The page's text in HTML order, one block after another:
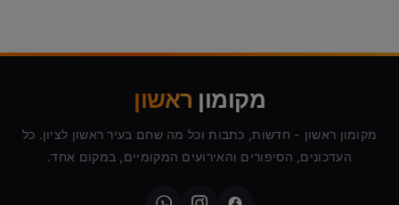
מקומון ראשון
מקומון ראשון - חדשות, כתבות וכל מה שחם בעיר ראשון לציון. כל
העדכונים, הסיפורים והאירועים המקומיים, במקום אחד.